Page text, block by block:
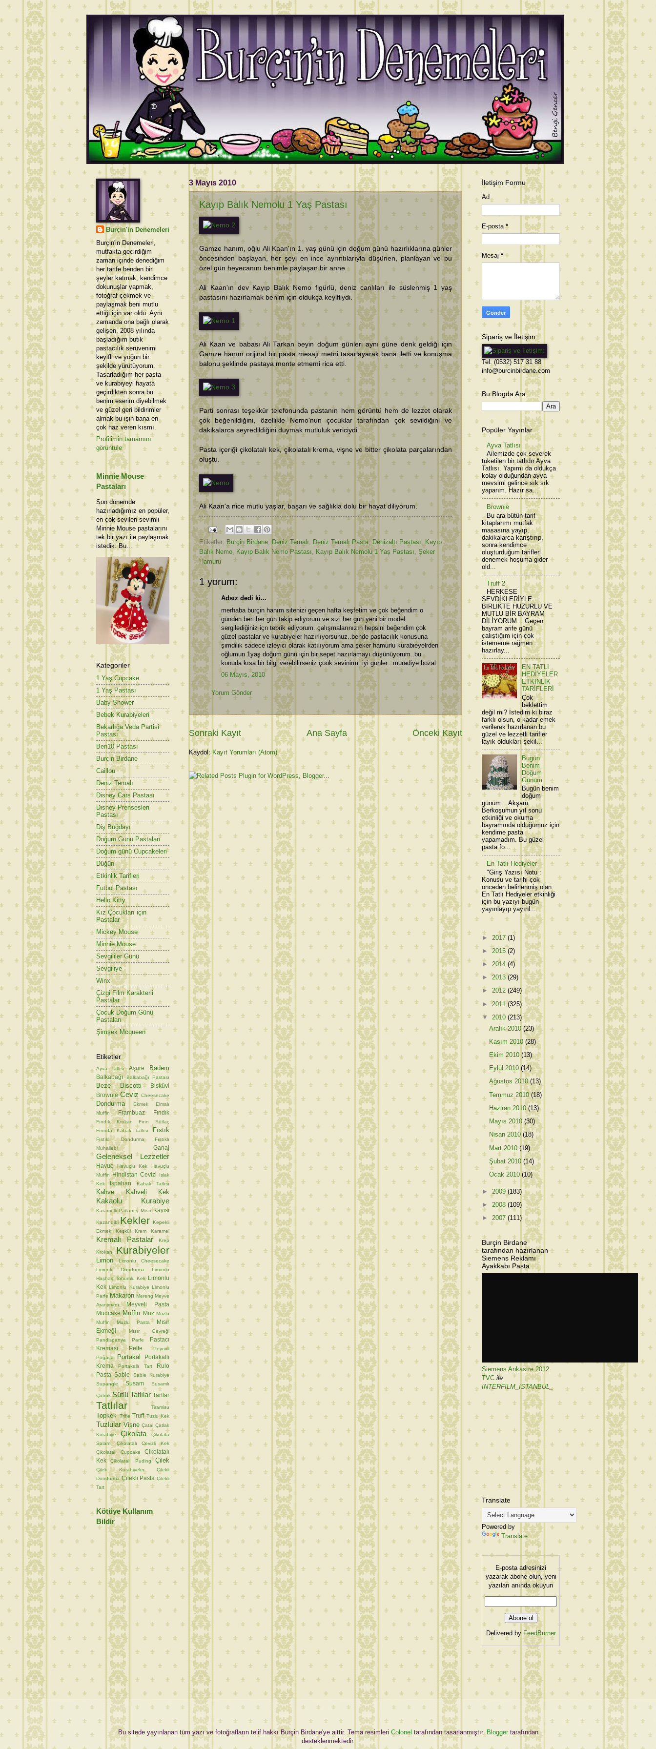
3 Mayıs 2010
Kayıp Balık Nemolu 1 Yaş Pastası
Gamze hanım, oğlu Ali Kaan'ın 1. yaş günü için doğum günü hazırlıklarına günler
öncesinden başlayan, her şeyi en ince ayrıntılarıyla düşünen, planlayan ve bu
özel gün heyecanını benimle paylaşan bir anne.
Ali Kaan'ın dev Kayıp Balık Nemo figürlü, deniz canlıları ile süslenmiş 1 yaş
pastasını hazırlamak benim için oldukça keyifliydi.
Ali Kaan ve babası Ali Tarkan beyin doğum günleri aynı güne denk geldiği için
Gamze hanım orijinal bir pasta mesajı metni tasarlayarak bana iletti ve konuşma
balonu şeklinde pastaya monte etmemi rica etti.
Parti sonrası teşekkür telefonunda pastanın hem görüntü hem de lezzet olarak
çok beğenildiğini, özellikle Nemo'nun çocuklar tarafından çok sevildiğini ve
dakikalarca seyredildiğini duymak mutluluk vericiydi.
Pasta içeriği çikolatalı kek, çikolatalı krema, vişne ve bitter çikolata parçalarından
oluştu.
Ali Kaan'a nice mutlu yaşlar, başarı ve sağlıkla dolu bir hayat diliyorum.
Etiketler: Burçin Birdane, Deniz Temalı, Deniz Temalı Pasta,Denizaltı Pastası, Kayıp
Balık Nemo, Kayıp Balık Nemo Pastası, Kayıp Balık Nemolu 1 Yaş Pastası, Şeker
Hamuru
1 yorum:
Adsız dedi ki...
merhaba burçin hanım sitenizi geçen hafta keşfetim ve çok beğendim o
günden beri her gün takip ediyorum ve sizi her gün yeni bir model
sergilediğiniz içn tebrik ediyorum..çalışmalarınızın hepsini beğendim çok
güzel pastalar ve kurabiyeler hazırlıyorsunuz..bende pastacılık konusuna
şimdilik sadece izleyici olarak katılıyorum ama şeker hamurlu kurabieyelrden
oğlumun 1yaş doğum günü için bir sepet hazırlamayı düşünüyorum..bu
konuda kısa bir bilgi verebilirseniz çook sevinirm..iyi günler...muradiye bozal
06 Mayıs, 2010
Yorum Gönder
Sonraki Kayıt Önceki Kayıt
Ana Sayfa
Kaydol: Kayıt Yorumları (Atom)
Burçin'in Denemeleri
Burçin'in Denemeleri,
mutfakta geçirdiğim
zaman içinde denediğim
her tarife benden bir
şeyler katmak, kendimce
dokunuşlar yapmak,
fotoğraf çekmek ve
paylaşmak beni mutlu
ettiği için var oldu. Aynı
zamanda ona bağlı olarak
gelişen, 2008 yılında
başladığım butik
pastacılık serüvenimi
keyifli ve yoğun bir
şekilde yürütüyorum.
Tasarladığım her pasta
ve kurabiyeyi hayata
geçirdikten sonra bu
benim eserim diyebilmek
ve güzel geri bildirimler
almak bu işin bana en
çok haz veren kısmı.
Profilimin tamamını
görüntüle
Minnie Mouse
Pastaları
Son dönemde
hazırladığımız en popüler,
en çok sevilen sevimli
Minnie Mouse pastalarını
tek bir yazı ile paylaşmak
istedik. Bu...
Kategoriler
1 Yaş Cupcake
1 Yaş Pastası
Baby Shower
Bebek Kurabiyeleri
Bekarlığa Veda Partisi
Pastası
Ben10 Pastası
Burçin Birdane
Caillou
Deniz Temalı
Disney Cars Pastası
Disney Prensesleri
Pastası
Diş Buğdayı
Doğum Günü Pastaları
Doğum günü Cupcakeleri
Düğün
Etkinlik Tarifleri
Futbol Pastası
Hello Kitty
Kız Çocukları için
Pastalar
Mickey Mouse
Minnie Mouse
Sevgililer Günü
Sevgiliye
Winx
Çizgi Film Karakterli
Pastalar
Çocuk Doğum Günü
Pastaları
Şimşek Mcqueen
Etiketler
Ayva tatlısı Aşure Badem
Balkabağı Balkabağı Pastası
Beze Biscotti
Bisküvi
Brownie Ceviz Cheesecake
Dondurma Ekmek
Elmalı
Muffin
Frambuaz Fındık
Fındık Krokan
Fırın Sütlaç
Fırında Kabak Tatlısı
Fıstık
Fıstıklı Dondurma
Fıstıklı
Muhallebi
Ganaj
Geleneksel Lezzetler
Havuç Havuçlu Kek
Havuçlu
Muffin Hindistan Cevizi
Islak
Kek
Ispahan Kabak Tatlısı
Kahve Kahveli Kek
Kakaolu Kurabiye
Karamelli Patlamış Mısır Kayısı
Kazandibi Kekler Kepekli
Ekmek
Keşkül Krem Karamel
Kremalı Pastalar Krep
Krokan Kurabiyeler
Limon
Limonlu Cheesecake
Limonlu Dondurma
Limonlu
Haşhaş Tohumlu Kek
Limonlu
Kek Limonlu Kurabiye Limonlu
Parfe Makaron Mereng Meyve
Aranjmanı
Meyveli Pasta
Mudcake Muffin Muz Muzlu
Muffin
Muzlu Pasta
Mısır
Ekmeği
Mısır Gevreği
Pandispanya
Parfe
Pastacı
Kreması
Pelte
Peynirli
Poğaça
Portakal
Portakallı
Krema
Portakallı Tart
Rulo
Pasta Sable
Sable Kurabiye
Supangle
Susam Susamlı
Çubuk Sütlü Tatlılar Tartlar
Tatlılar Tiramisu
Topkek Trifle Truff Tuzlu Kek
Tuzlular Vişne Çatal Çatlak
Kurabiye
Çikolata
Çikolata
Salamı
Çikolatalı Cevizli Kek
Çikolatalı Cupcake
Çikolatalı
Kek
Çikolatalı Puding Çilek
Çilek Kurabiyeler
Çilekli
Dondurma Çilekli Pasta Çilekli
Tart
Kötüye Kullanım
Bildir
İletişim Formu
Ad
E-posta*
Mesaj *
Sipariş ve İletişim:
Tel: (0532) 517 31 88
info@burcinbirdane.com
Bu Blogda Ara
Popüler Yayınlar
Ayva Tatlısı
Ailemizde çok severek
tüketilen bir tatlıdır Ayva
Tatlısı. Yapımı da oldukça
kolay olduğundan ayva
mevsimi gelince sık sık
yaparım. Hazır sa...
Brownie
Bu ara bütün tarif
kitaplarımı mutfak
masasına yayıp,
dakikalarca karıştırıp,
sonra kendimce
oluşturduğum tarifleri
denemek hoşuma gider
old...
Truff 2
HERKESE
SEVDİKLERİYLE
BİRLİKTE HUZURLU VE
MUTLU BİR BAYRAM
DİLİYORUM... Geçen
bayram arife günü
çalıştığım için çok
istememe rağmen
hazırlay...
EN TATLI
HEDİYELER
ETKİNLİK
TARİFLERİ
Çok
beklettim
değil mi? İstedim ki biraz
farklı olsun, o kadar emek
verilerek hazırlanan bu
güzel ve lezzetli tarifler
layık oldukları şekil...
Bugün
Benim
Doğum
Günüm
Bugün benim
doğum
günüm... Akşam
Berkoşumun yıl sonu
etkinliği ve okuma
bayramında olduğumuz için
kendime pasta
yapamadım. Bu güzel
pasta fo...
En Tatlı Hediyeler
"Giriş Yazısı Notu :
Konusu ve tarihi çok
önceden belirlenmiş olan
En Tatlı Hediyeler etkinliği
için bu yazıyı bugün
yayınlayıp yayınl...
► 2017 (1)
►2015(2)
► 2014 (4)
►2013(29)
► 2012 (249)
►2011(325)
▼ 2010 (213)
Aralık 2010(23)
Kasım 2010(28)
Ekim 2010(13)
Eylül 2010(14)
Ağustos 2010(13)
Temmuz 2010(18)
Haziran 2010(13)
Mayıs 2010(30)
Nisan 2010(18)
Mart 2010(19)
Şubat 2010(14)
Ocak 2010(10)
► 2009 (183)
► 2008 (109)
► 2007 (111)
Burçin Birdane
tarafından hazırlanan
Siemens Reklamı
Ayakkabı Pasta
Siemens Ankastre 2012
TVC ile
INTERFILM_ISTANBUL_
Translate
Powered by
Translate
E-posta adresinizi
yazarak abone olun, yeni
yazıları anında okuyun
Delivered by FeedBurner
Bu sitede yayınlanan tüm yazı ve fotoğrafların telif hakkı Burçin Birdane'ye aittir. Tema resimleri Colonel tarafından tasarlanmıştır. Bloggertarafından
desteklenmektedir.